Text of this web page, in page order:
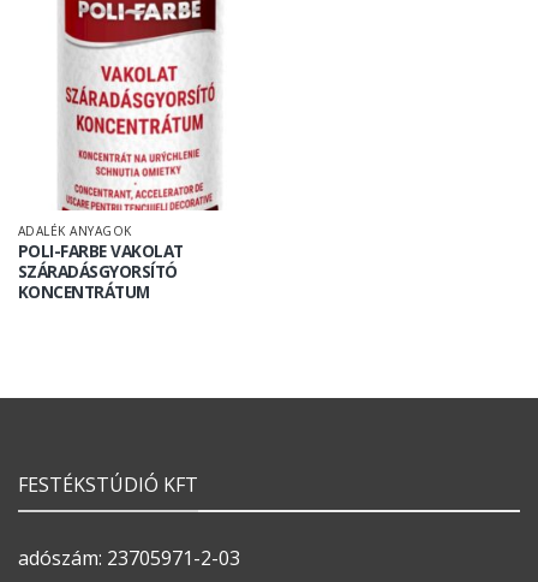
ADALÉK ANYAGOK
POLI-FARBE VAKOLAT
SZÁRADÁSGYORSÍTÓ
KONCENTRÁTUM
FESTÉKSTÚDIÓ KFT
adószám: 23705971-2-03